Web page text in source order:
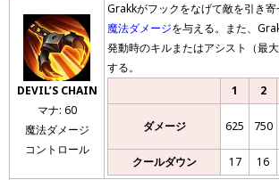
DEVIL’S CHAIN
マナ: 60
魔法ダメージ
コントロール
Grakkがフックをなげて敵を引き
魔法ダメージを与える。また、
発動時のキルまたはアシスト（最
する。
1
2
ダメージ 625 750
クールダウン
17 16